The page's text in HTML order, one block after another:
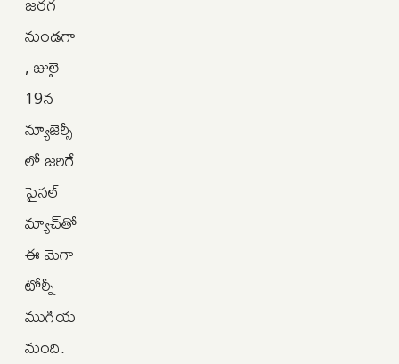
నుండగా
, జులై
19న
న్యూజెర్సీ
లో జరిగే
ఫైనల్
మ్యాచ్‌తో
ఈ మెగా
టోర్నీ
ముగియ
నుంది.